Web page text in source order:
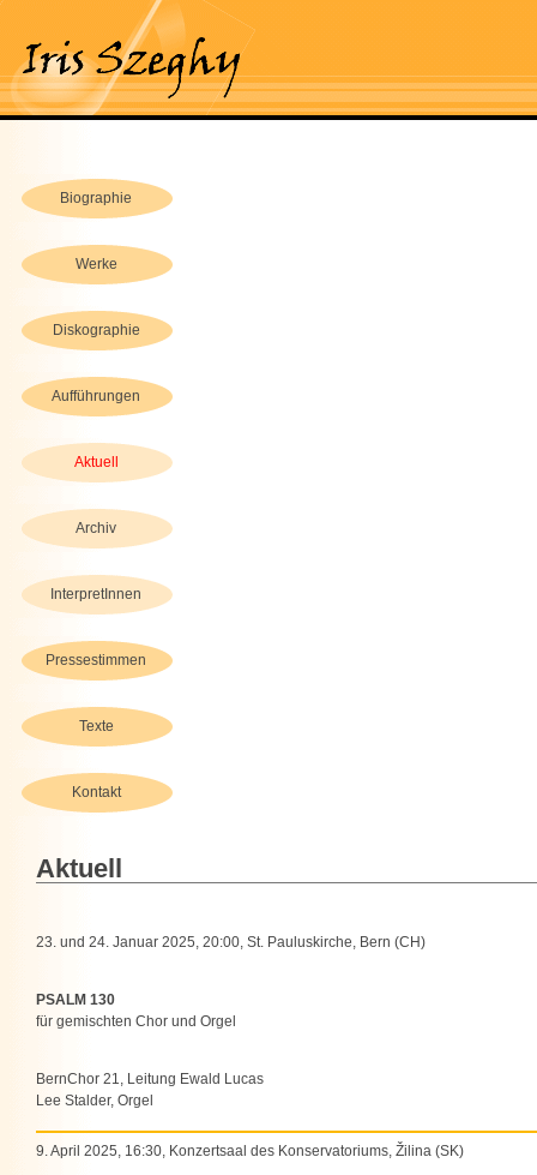
Biographie
Werke
Diskographie
Aufführungen
Aktuell
Archiv
InterpretInnen
Pressestimmen
Texte
Kontakt
Aktuell
23. und 24. Januar 2025, 20:00, St. Pauluskirche, Bern (CH)
PSALM 130
für gemischten Chor und Orgel
BernChor 21, Leitung Ewald Lucas
Lee Stalder, Orgel
9. April 2025, 16:30, Konzertsaal des Konservatoriums, Žilina (SK)